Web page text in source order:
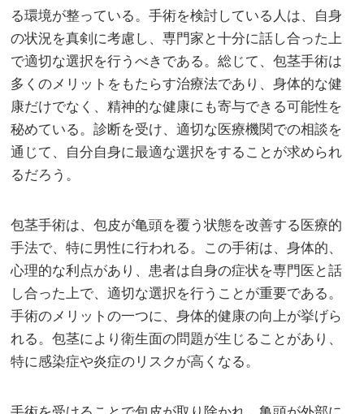
る環境が整っている。手術を検討している人は、自身
の状況を真剣に考慮し、専門家と十分に話し合った上
で適切な選択を行うべきである。総じて、包茎手術は
多くのメリットをもたらす治療法であり、身体的な健
康だけでなく、精神的な健康にも寄与できる可能性を
秘めている。診断を受け、適切な医療機関での相談を
通じて、自分自身に最適な選択をすることが求められ
るだろう。
包茎手術は、包皮が亀頭を覆う状態を改善する医療的
手法で、特に男性に行われる。この手術は、身体的、
心理的な利点があり、患者は自身の症状を専門医と話
し合った上で、適切な選択を行うことが重要である。
手術のメリットの一つに、身体的健康の向上が挙げら
れる。包茎により衛生面の問題が生じることがあり、
特に感染症や炎症のリスクが高くなる。